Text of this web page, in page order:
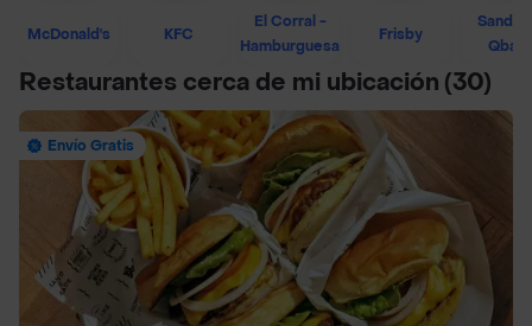
McDonald's KFC
El Corral -
Hamburguesa
Frisby
Restaurantes cerca de mi ubicación (30)
Envío Gratis